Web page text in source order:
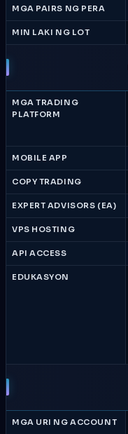
MGA PAIRS NG PERA
MIN LAKI NG LOT
MGA TRADING
PLATFORM
MOBILE APP
COPY TRADING
EXPERT ADVISORS (EA)
VPS HOSTING
API ACCESS
EDUKASYON
MGA URI NG ACCOUNT